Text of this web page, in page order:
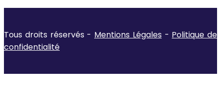
Tous droits réservés - Mentions Légales - Politique de
confidentialité